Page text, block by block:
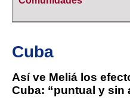
Cuba
Así ve Meliá los
Cuba: “puntual y sin